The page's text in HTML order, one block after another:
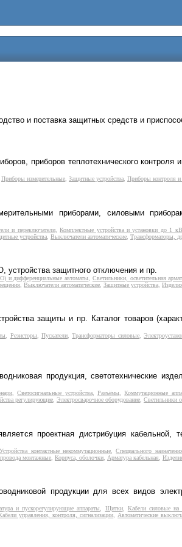
и поставка защитных средств и
приборов теплотехнического
Приборы измерительные, Защитные устройства, Приборы контроля и
приборами, силовыми
и переключатели,Комплектные устройства и установки до 1 кВ
устройства Выключатели автоматические Трансформаторы,
защитного отключения и пр.
и дифференциальные автоматы Светильники, осветительная
Выключатели автоматические Защитные устройства
защиты и пр. Каталог товаров
Резисторы ,Пускатели ,Трансформаторы силовые,
продукция, светотехнические
,Светосигнальные устройства, Разъёмы,Коммутационные
регулирующие, Электросварочное оборудование, Светильники
проектная дистрибуция кабельной,
Устройства контактные некоммутационные ,Специального назначения
монтажные Корпуса, оболочки Арматура кабельная
продукции для всех видов
и пускорегулирующие аппараты Щитки, Кабели силовые на
управления, контроля, сигнализации, Автоматические